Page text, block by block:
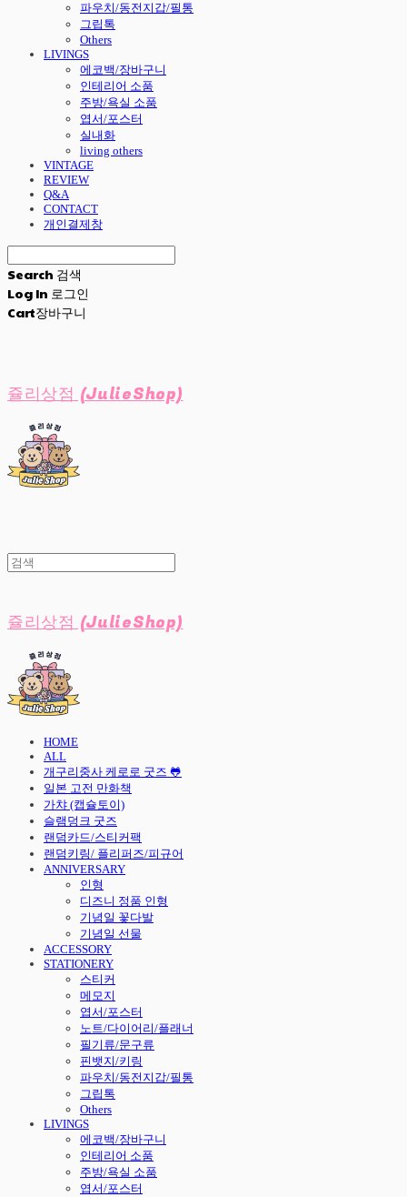
파우치/동전지갑/필통
그립톡
Others
LIVINGS
에코백/장바구니
인테리어 소품
주방/욕실 소품
엽서/포스터
실내화
living others
VINTAGE
REVIEW
Q&A
CONTACT
개인결제창
Search 검색
Log In 로그인
Cart장바구니
쥴리상점 (JulieShop)
쥴리상점 (JulieShop)
HOME
ALL
개구리중사 케로로 굿즈 🐸
일본 고전 만화책
가챠 (캡슐토이)
슬램덩크 굿즈
랜덤카드/스티커팩
랜덤키링/ 플리퍼즈/피규어
ANNIVERSARY
인형
디즈니 정품 인형
기념일 꽃다발
기념일 선물
ACCESSORY
STATIONERY
스티커
메모지
엽서/포스터
노트/다이어리/플래너
필기류/문구류
핀뱃지/키링
파우치/동전지갑/필통
그립톡
Others
LIVINGS
에코백/장바구니
인테리어 소품
주방/욕실 소품
엽서/포스터